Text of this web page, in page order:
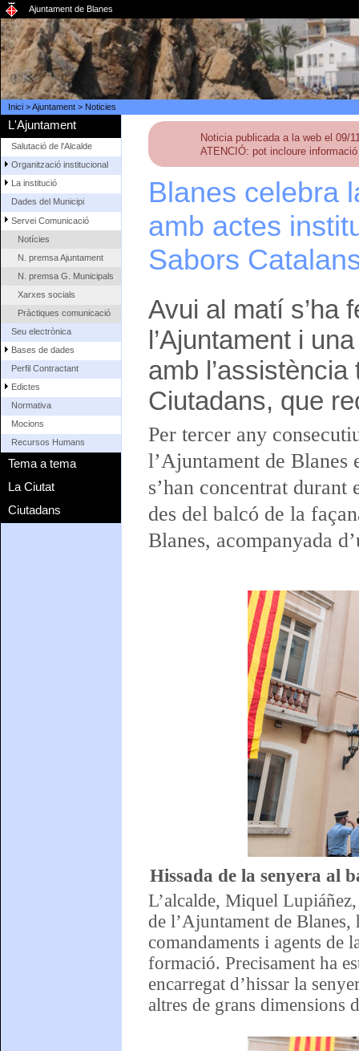
Ajuntament de Blanes
Inici>Ajuntament> Noticies
L'Ajuntament
Salutació de l'Alcalde
Organització institucional
La institució
Dades del Municipi
Servei Comunicació
Notícies
N. premsa Ajuntament
N. premsa G. Municipals
Xarxes socials
Pràctiques comunicació
Seu electrònica
Bases de dades
Perfil Contractant
Edictes
Normativa
Mocions
Recursos Humans
Tema a tema
La Ciutat
Ciutadans
Noticia publicada a la web el 09/
ATENCIÓ: pot incloure
Blanes celebra
amb actes
Sabors
Avui al matí s’ha
l’Ajuntament i
amb
Ciutadans, que
Per tercer any
l’Ajuntament de Blanes
s’han concentrat durant
des del balcó de la
Blanes, acompanyada
Hissada de la senyera al
L’alcalde, Miquel
de l’Ajuntament de Blanes,
comandaments i agents de
formació. Precisament ha
encarregat d’hissar la
altres de grans dimensions